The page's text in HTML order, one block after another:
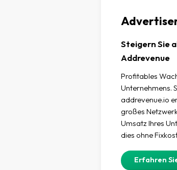
Steigern Sie
Addrevenue
Profitables
Unternehmens.
addrevenue.io
großes
Umsatz Ihres
dies ohne
Erfahren